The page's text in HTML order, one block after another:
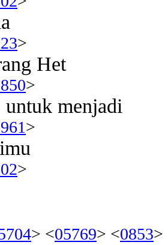
>
Het
>
untuk menjadi
>
>
> <05769> <0853>